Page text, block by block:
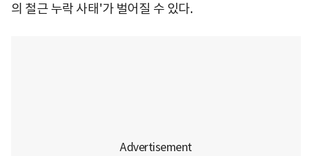
의 철근 누락 사태'가 벌어질 수 있다.